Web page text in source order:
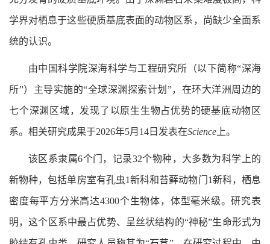
学界对栖息于这些硬质基底表面的动物区系，尚缺少全面系
统的认识。
由中国科学院深海科学与工程研究所（以下简称“深海
所”）主导实施的“全球深渊探索计划”，在环大洋洲周边的
七个深渊区域，发现了以原生生物占优势的硬基底动物区
系。相关研究成果于2026年5月14日 发表在Science 上。
该区系隶属6个门，记录32个物种，大多数为科学上的
新物种，包括单房室有孔虫1新科和苔藓动物门1新科，栖息
密度每平方分米高达4300个生物体，体型毫米级。研究表
明，这个区系中最占优势、呈丝状结构的“神秘”生命形式为